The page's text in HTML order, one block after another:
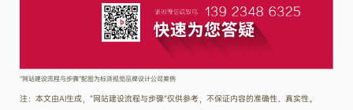
“网站建设流程与步骤”配图为标派视觉品牌设计公司案例
注：本文由AI生成，“网站建设流程与步骤”仅供参考，不保证内容的准确性、真实性。